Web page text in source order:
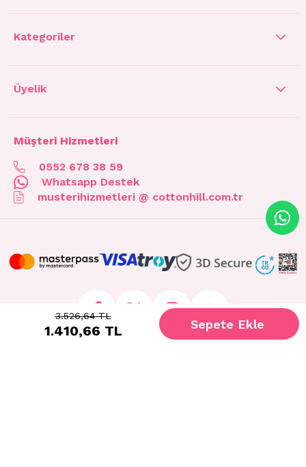
Kategoriler
Üyelik
Müşteri Hizmetleri
0552 678 38 59
Whatsapp Destek
musterihizmetleri @ cottonhill.com.tr
3.526,64 TL
1.410,66 TL